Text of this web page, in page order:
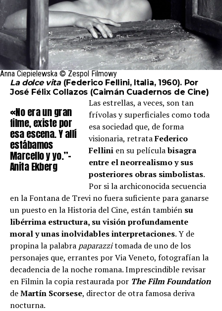
Anna Ciepielewska © Zespol Filmowy
La dolce vita(Federico Fellini, Italia, 1960). Por
José Félix Collazos (Caimán Cuadernos de Cine)
«No era un gran
filme, existe por
esa escena. Y allí
estábamos
Marcello y yo.”-
Anita Ekberg
Las estrellas, a veces, son tan
frívolas y superficiales como toda
esa sociedad que, de forma
visionaria, retrataFederico
Fellini en su películabisagra
entre el neorrealismo y sus
posteriores obras simbolistas.
Por si la archiconocida secuencia
en la Fontana de Trevi no fuera suficiente para ganarse
un puesto en la Historia del Cine, están también su
libérrima estructura, su visión profundamente
moral y unas inolvidables interpretaciones. Y de
propina la palabra paparazzitomada de uno de los
personajes que, errantes por Via Veneto, fotografían la
decadencia de la noche romana. Imprescindible revisar
en Filmin la copia restaurada por The Film Foundation
deMartín Scorsese, director de otra famosa deriva
nocturna.